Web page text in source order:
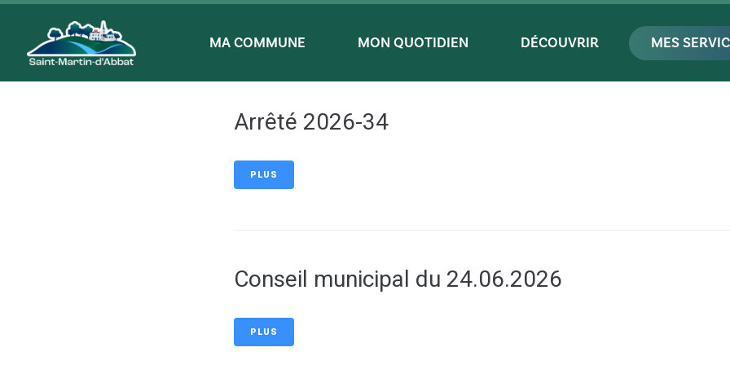
MA COMMUNE MON QUOTIDIEN DÉCOUVRIR MES
Arrêté 2026-34
PLUS
Conseil municipal du 24.06.2026
PLUS